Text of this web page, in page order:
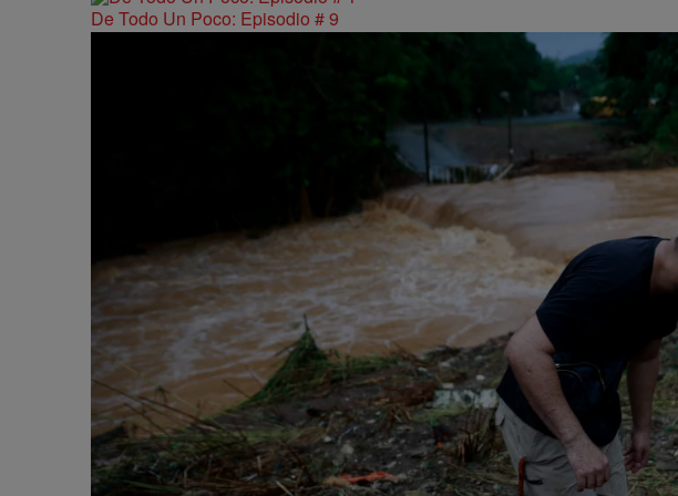
De Todo Un Poco: Episodio # 9